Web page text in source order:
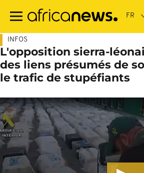
contenu
INFOS
L'opposition sierra-
des liens présumés de
le trafic de stupéfiants